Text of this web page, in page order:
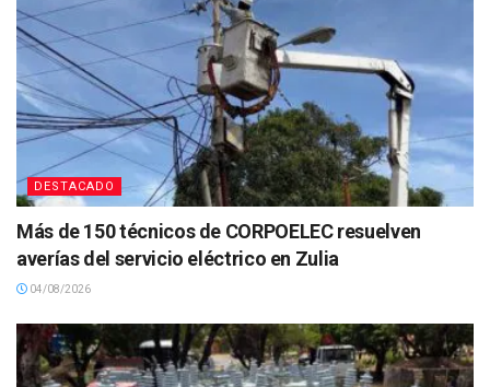
DESTACADO
Más de 150 técnicos de CORPOELEC resuelven
averías del servicio eléctrico en Zulia
04/08/2026